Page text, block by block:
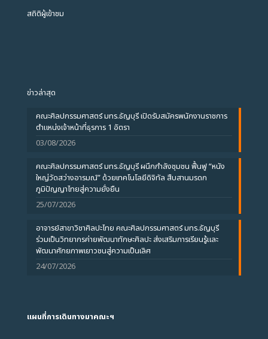
สถิติผู้เข้าชม
ข่าวล่าสุด
คณะศิลปกรรมศาสตร์ มทร.ธัญบุรี เปิดรับสมัครพนักงานราชการ
ตำแหน่งเจ้าหน้าที่ธุรการ 1 อัตรา
03/08/2026
คณะศิลปกรรมศาสตร์ มทร.ธัญบุรี ผนึกกำลังชุมชน ฟื้นฟู “หนัง
ใหญ่วัดสว่างอารมณ์” ด้วยเทคโนโลยีดิจิทัล สืบสานมรดก
ภูมิปัญญาไทยสู่ความยั่งยืน
25/07/2026
อาจารย์สาขาวิชาศิลปะไทย คณะศิลปกรรมศาสตร์ มทร.ธัญบุรี
ร่วมเป็นวิทยากรค่ายพัฒนาทักษะศิลปะ ส่งเสริมการเรียนรู้และ
พัฒนาศักยภาพเยาวชนสู่ความเป็นเลิศ
24/07/2026
แผนที่การเดินทางมาคณะฯ